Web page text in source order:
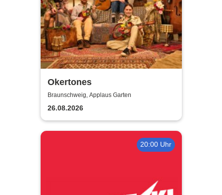
Okertones
Braunschweig, Applaus Garten
26.08.2026
20:00 Uhr